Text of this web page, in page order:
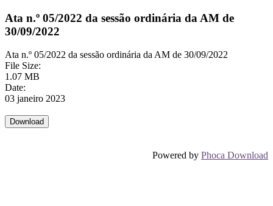
Ata n.º 05/2022 da sessão ordinária da AM de
30/09/2022
Ata n.º 05/2022 da sessão ordinária da AM de 30/09/2022
File Size:
1.07 MB
Date:
03 janeiro 2023
Powered by Phoca Download